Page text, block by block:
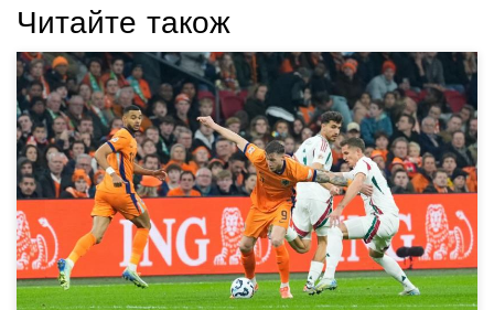
Читайте також